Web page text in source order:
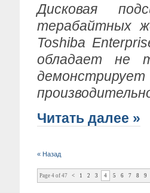
Дисковая
терабайтных
Toshiba
обладает не
Читать далее »
« Назад
Page 4 of 47 < 1 2 3 4 5 6 7 8 9